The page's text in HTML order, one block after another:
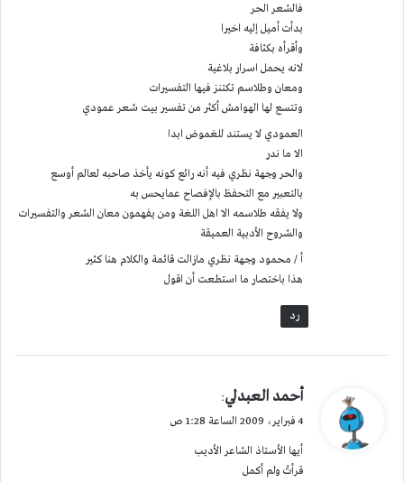
فالشعر الحر
بدأت أميل إليه اخيرا
وأقرأه بكثافة
لانه يحمل اسرار بلاغية
ومعان وطلاسم تكتنز فيها التفسيرات
وتتسع لها الهوامش أكثر من تفسير بيت شعر عمودي
العمودي لا يستند للغموض ابدا
الا ما ندر
والحر وجهة نظري فيه أنه رائع كونه يأخذ صاحبه لعالم أوسع
بالتعبير مع التحفظ بالإفصاح عمايحس به
ولا يفقه طلاسمه الا اهل اللغة ومن يفهمون معان الشعر والتفسيرات
والشروح الأدبية العميقة
أ / محمود وجهة نظري مازالت قائمة والكلام هنا كثير
هذا باختصار ما استطعت أن اقول
رد
ي
ل
أحمد العبدلي:
4 فبراير، 2009 الساعة 1:28 ص
أيها الأستاذ الشاعر الأديب
قرأتُ ولم أكمل